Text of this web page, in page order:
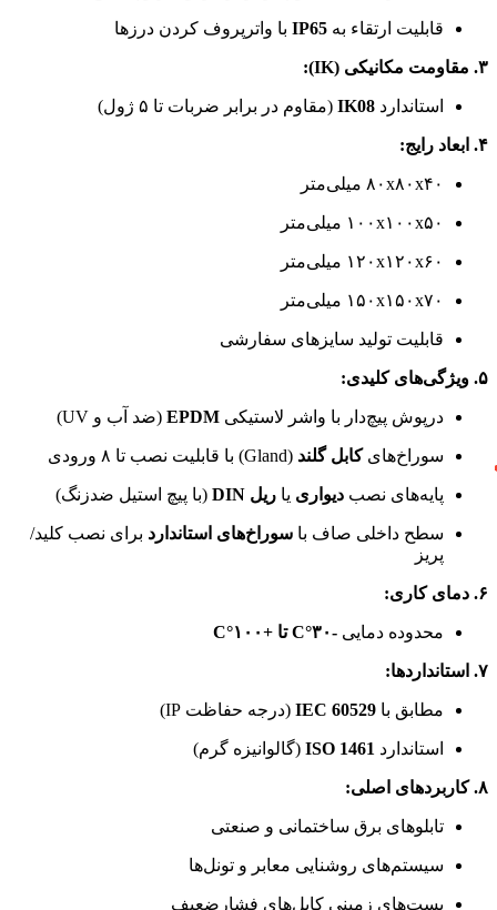
قابلیت ارتقاء به IP65 با واترپروف کردن درزها
۳. مقاومت مکانیکی (IK):
استاندارد IK08 (مقاوم در برابر ضربات تا ۵ ژول)
۴. ابعاد رایج:
۸۰x۸۰x۴۰ میلی‌متر
۱۰۰x۱۰۰x۵۰ میلی‌متر
۱۲۰x۱۲۰x۶۰ میلی‌متر
۱۵۰x۱۵۰x۷۰ میلی‌متر
قابلیت تولید سایزهای سفارشی
۵. ویژگی‌های کلیدی:
درپوش پیچ‌دار با واشر لاستیکی EPDM (ضد آب و UV)
سوراخ‌هایکابل گلند (Gland) با قابلیت نصب تا ۸ ورودی
پایه‌های نصب دیواری یا ریل DIN (با پیچ استیل ضدزنگ)
سطح داخلی صاف با سوراخ‌های استاندارد برای نصب کلید/
پریز
۶. دمای کاری:
محدوده دمایی -۳۰°C تا +۱۰۰°C
۷. استانداردها:
مطابق با IEC 60529 (درجه حفاظت IP)
استاندارد ISO 1461 (گالوانیزه گرم)
۸. کاربردهای اصلی:
تابلوهای برق ساختمانی و صنعتی
سیستم‌های روشنایی معابر و تونل‌ها
پست‌های زمینی کابل‌های فشارضعیف